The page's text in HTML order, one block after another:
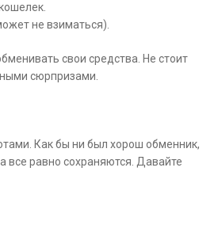
не взиматься).
свои средства. Не стоит
сюрпризами.
Как бы ни был хорош обменник,
все равно сохраняются. Давайте